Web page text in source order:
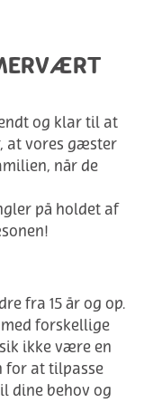
og klar til at
at vores gæster
når de
på holdet af
fra 15 år og op.
forskellige
ikke være en
for at tilpasse
dine behov og